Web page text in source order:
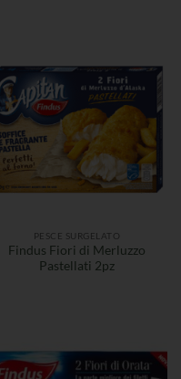
PESCE SURGELATO
Findus Fiori di Merluzzo
Pastellati 2pz